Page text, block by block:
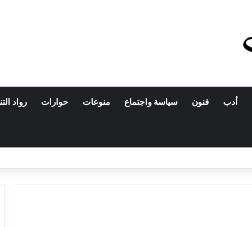
أدب فنون سياسة واجتماع منوعات حوارات رواد